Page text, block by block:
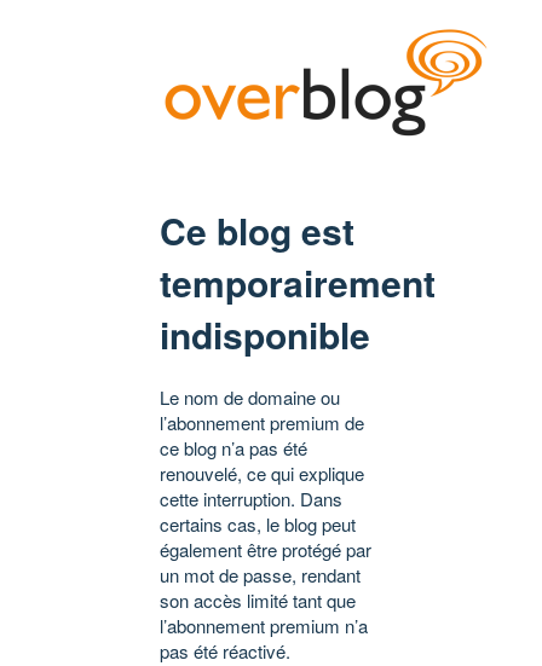
Ce blog est
temporairement
indisponible
Le nom de domaine ou
l’abonnement premium de
ce blog n’a pas été
renouvelé, ce qui explique
cette interruption. Dans
certains cas, le blog peut
également être protégé par
un mot de passe, rendant
son accès limité tant que
l’abonnement premium n’a
pas été réactivé.